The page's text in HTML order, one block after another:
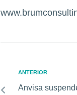
ANTERIOR
Anvisa